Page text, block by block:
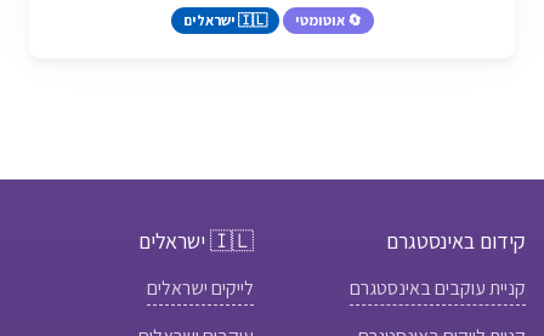
🔄 אוטומטי 🇮🇱 ישראלים
קידום באינסטגרם
קניית עוקבים באינסטגרם
🇮🇱 ישראלים
לייקים ישראלים